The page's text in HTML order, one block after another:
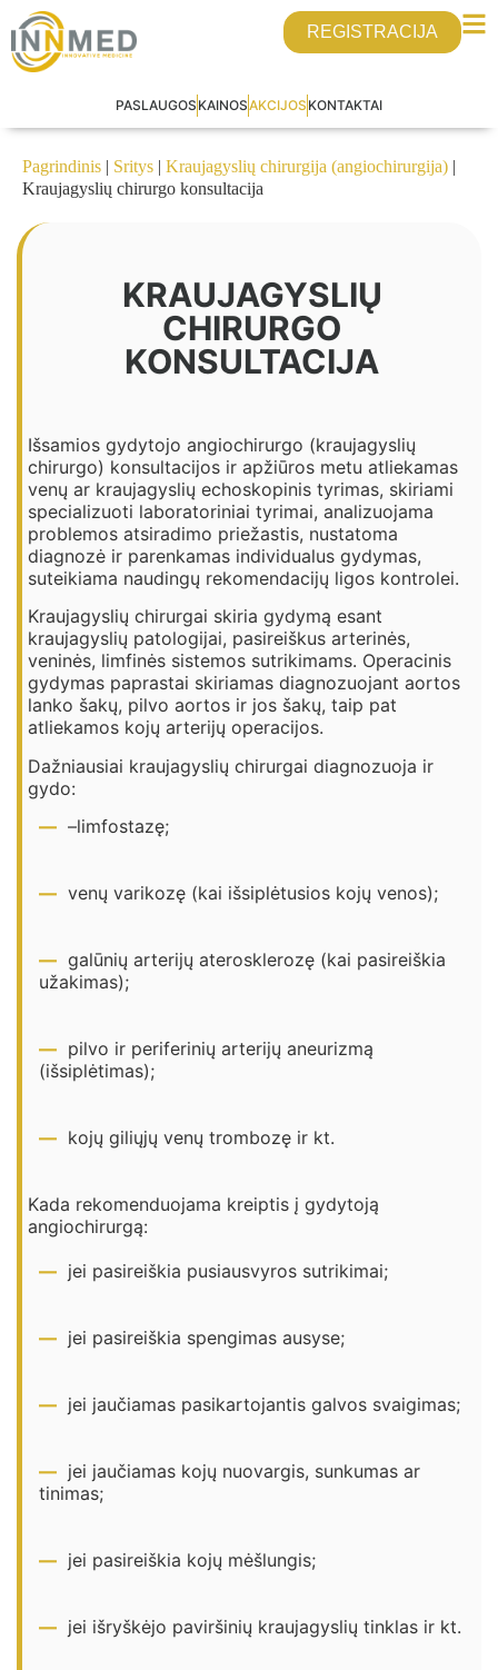
REGISTRACIJA
PASLAUGOS KAINOSAKCIJOS KONTAKTAI
Pagrindinis | Sritys | Kraujagyslių chirurgija (angiochirurgija) |
Kraujagyslių chirurgo konsultacija
KRAUJAGYSLIŲ
CHIRURGO
KONSULTACIJA
Išsamios gydytojo angiochirurgo (kraujagyslių
chirurgo) konsultacijos ir apžiūros metu atliekamas
venų ar kraujagyslių echoskopinis tyrimas, skiriami
specializuoti laboratoriniai tyrimai, analizuojama
problemos atsiradimo priežastis, nustatoma
diagnozė ir parenkamas individualus gydymas,
suteikiama naudingų rekomendacijų ligos kontrolei.
Kraujagyslių chirurgai skiria gydymą esant
kraujagyslių patologijai, pasireiškus arterinės,
veninės, limfinės sistemos sutrikimams. Operacinis
gydymas paprastai skiriamas diagnozuojant aortos
lanko šakų, pilvo aortos ir jos šakų, taip pat
atliekamos kojų arterijų operacijos.
Dažniausiai kraujagyslių chirurgai diagnozuoja ir
gydo:
–limfostazę;
venų varikozę (kai išsiplėtusios kojų venos);
galūnių arterijų aterosklerozę (kai pasireiškia
užakimas);
pilvo ir periferinių arterijų aneurizmą
(išsiplėtimas);
kojų giliųjų venų trombozę ir kt.
Kada rekomenduojama kreiptis į gydytoją
angiochirurgą:
jei pasireiškia pusiausvyros sutrikimai;
jei pasireiškia spengimas ausyse;
jei jaučiamas pasikartojantis galvos svaigimas;
jei jaučiamas kojų nuovargis, sunkumas ar
tinimas;
jei pasireiškia kojų mėšlungis;
jei išryškėjo paviršinių kraujagyslių tinklas ir kt.